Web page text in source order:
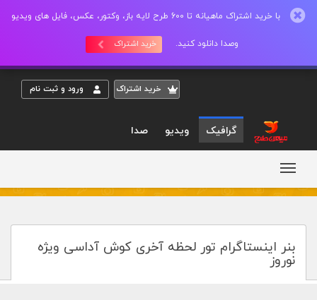
با خرید اشتراک ماهیانه تا 600 طرح لایه باز، وکتور، عکس، فایل های ویدیو
وصدا دانلود کنید. خرید اشتراک
خريد اشتراک ورود و ثبت نام
گرافیک ویدیو صدا
بنر اینستاگرام تور لحظه آخری کوش آداسی ویژه
نوروز